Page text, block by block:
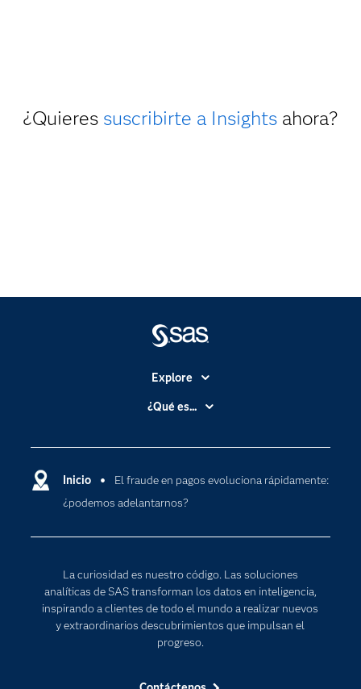
¿Quieres suscribirte a Insightsahora?
Inicio
El fraude en pagos evoluciona rápidamente:
¿podemos adelantarnos?
La curiosidad es nuestro código. Las soluciones
analíticas de SAS transforman los datos en inteligencia,
inspirando a clientes de todo el mundo a realizar nuevos
y extraordinarios descubrimientos que impulsan el
progreso.
Explore
Accesibilidad
Compañía
Comunidades
Desarrolladores
Estudiantes
Eventos
Formación
¿Qué es...
Cloud Computing
Inteligencia artificial
Internet de las Cosas